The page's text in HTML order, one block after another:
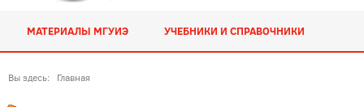
МАТЕРИАЛЫ МГУИЭ УЧЕБНИКИ И СПРАВОЧНИКИ
Вы здесь: Главная